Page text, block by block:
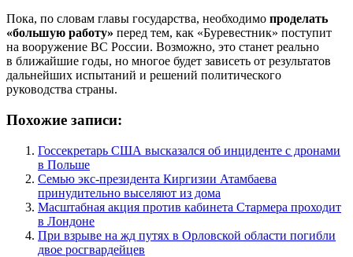
Пока, по словам главы государства, необходимо проделать
«большую работу» перед тем, как «Буревестник» поступит
на вооружение ВС России. Возможно, это станет реально
в ближайшие годы, но многое будет зависеть от результатов
дальнейших испытаний и решений политического
руководства страны.
Похожие записи:
Госсекретарь США высказался об инциденте с дронами
в Польше
Семью экс-президента Киргизии Атамбаева
принудительно выселяют из дома
Масштабная акция против кабинета Стармера проходит
в Лондоне
При взрыве на жд путях в Орловской области погибли
двое росгвардейцев